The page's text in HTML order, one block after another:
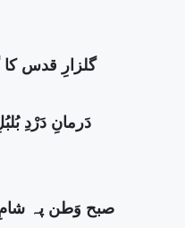
گلزارِ قدس کا
دَرمانِ دَرْدِ
صبح وَطن پہ